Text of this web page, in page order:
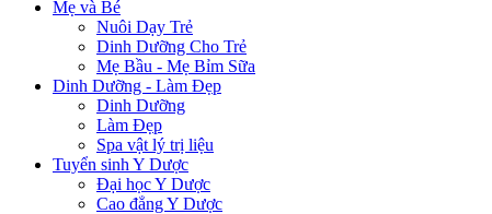
Mẹ và Bé
Nuôi Dạy Trẻ
Dinh Dưỡng Cho Trẻ
Mẹ Bầu - Mẹ Bỉm Sữa
Dinh Dưỡng - Làm Đẹp
Dinh Dưỡng
Làm Đẹp
Spa vật lý trị liệu
Tuyển sinh Y Dược
Đại học Y Dược
Cao đẳng Y Dược